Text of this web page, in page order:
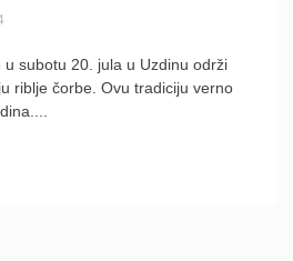
u subotu 20. jula u Uzdinu održi
riblje čorbe. Ovu tradiciju verno